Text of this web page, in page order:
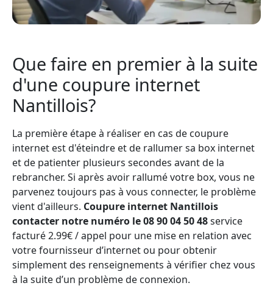
Que faire en premier à la suite
d'une coupure internet
Nantillois?
La première étape à réaliser en cas de coupure
internet est d'éteindre et de rallumer sa box internet
et de patienter plusieurs secondes avant de la
rebrancher. Si après avoir rallumé votre box, vous ne
parvenez toujours pas à vous connecter, le problème
vient d'ailleurs. Coupure internet Nantillois
contacter notre numéro le 08 90 04 50 48service
facturé 2.99€ / appel pour une mise en relation avec
votre fournisseur d’internet ou pour obtenir
simplement des renseignements à vérifier chez vous
à la suite d’un problème de connexion.